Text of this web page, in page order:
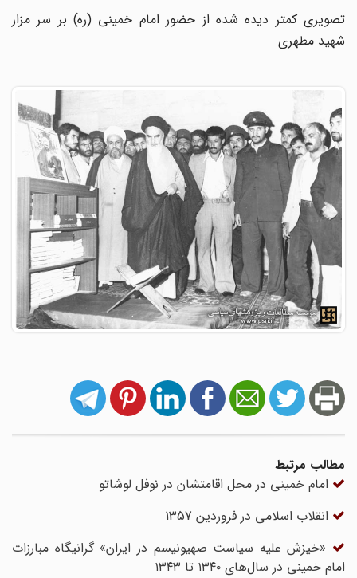
تصویری کمتر دیده شده از حضور امام خمینی (ره) بر سر مزار
شهید مطهری
مطالب مرتبط
امام خمینی در محل اقامتشان در نوفل لوشاتو
انقلاب اسلامی در فروردین 1357
«خیزش علیه سیاست صهیونیسم در ایران» گرانیگاه مبارزات
امام خمینی در سال‌های ۱۳۴۰ تا ۱۳۴۳